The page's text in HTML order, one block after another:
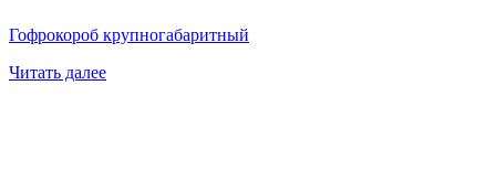
Гофрокороб крупногабаритный
Читать далее